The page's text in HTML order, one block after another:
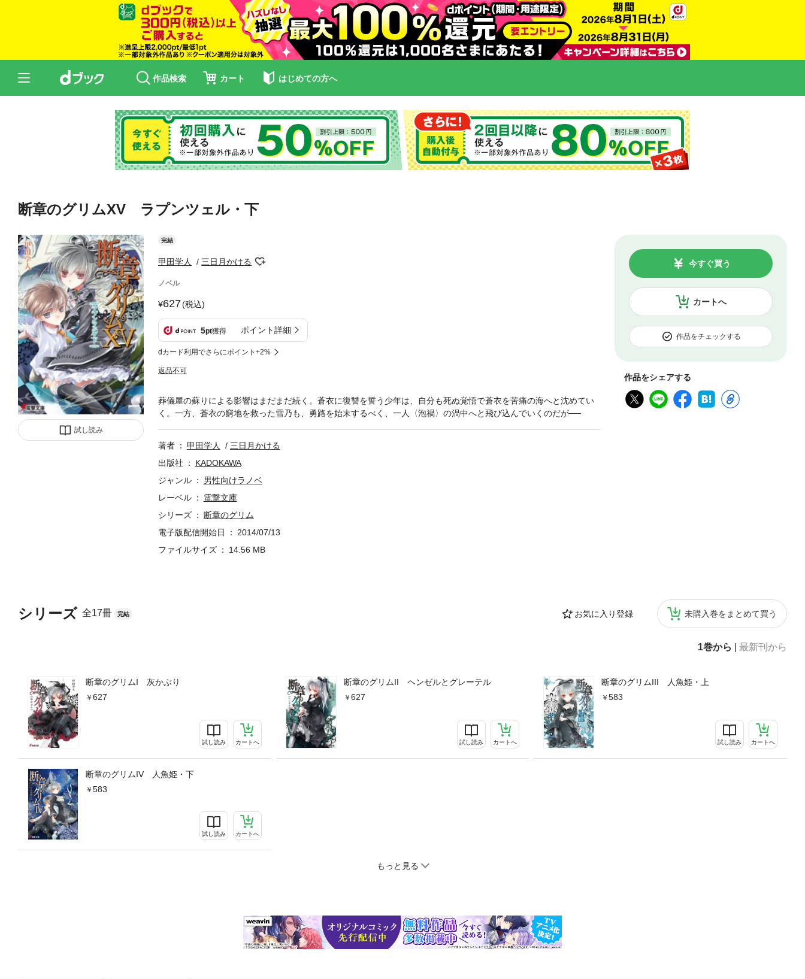
作品検索 カート はじめての方へ
断章のグリムXV ラプンツェル・下
試し読み
完結
甲田学人 三日月かける
ノベル
627(税込)
5pt獲得 ポイント詳細
dカード利用でさらにポイント+2%
返品不可
カートへ
今すぐ買う
作品をチェックする
作品をシェアする
シリーズ 全17冊 完結 お気に入り登録 未購入巻をまとめて買う
1巻から 最新刊から
断章のグリムI 灰かぶり
627
試し読み カートへ
断章のグリムII ヘンゼルとグレーテル
627
試し読み カートへ
断章のグリムIII 人魚姫・上
583
試し読み カートへ
断章のグリムIV 人魚姫・下
583
試し読み カートへ
もっと見る
葬儀屋の蘇りによる影響はまだまだ続く。蒼衣に復讐を誓う少年は、自分も死ぬ覚悟で蒼衣を苦痛の海へと沈めてい
く。一方、蒼衣の窮地を救った雪乃も、勇路を始末するべく、一人〈泡禍〉の渦中へと飛び込んでいくのだが──
著者 甲田学人
三日月かける
出版社
KADOKAWA
ジャンル
男性向けラノベ
レーベル
電撃文庫
シリーズ
断章のグリム
電子版配信開始日
2014/07/13
ファイルサイズ
14.56 MB